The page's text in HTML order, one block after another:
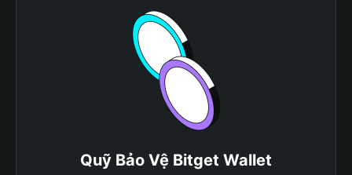
Quỹ Bảo Vệ Bitget Wallet